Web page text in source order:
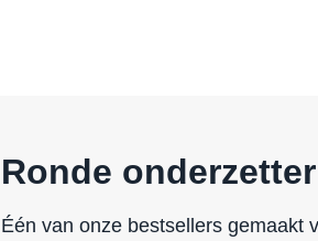
Ronde
Één van onze bestsellers gemaakt